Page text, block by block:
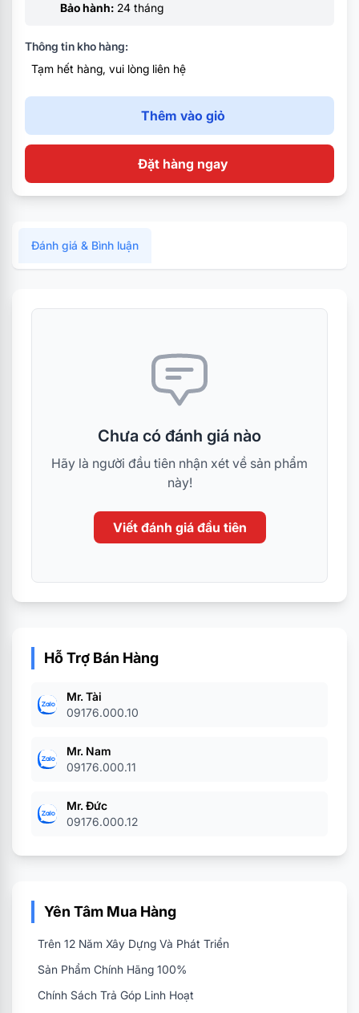
Tiêu chuẩn chống nước IP67.
Bảo hành: 24 tháng
Thông tin kho hàng:
Tạm hết hàng, vui lòng liên hệ
Thêm vào giỏ
Đặt hàng ngay
Đánh giá & Bình luận
Chưa có đánh giá nào
Hãy là người đầu tiên nhận xét về sản phẩm
này!
Viết đánh giá đầu tiên
Hỗ Trợ Bán Hàng
Mr. Tài
09176.000.10
Mr. Nam
09176.000.11
Mr. Đức
09176.000.12
Yên Tâm Mua Hàng
Trên 12 Năm Xây Dựng Và Phát Triển
Sản Phẩm Chính Hãng 100%
Chính Sách Trả Góp Linh Hoạt